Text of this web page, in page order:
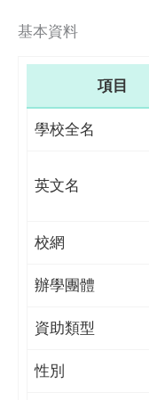
基本資料
項目
學校全名
英文名
校網
辦學團體
資助類型
性別